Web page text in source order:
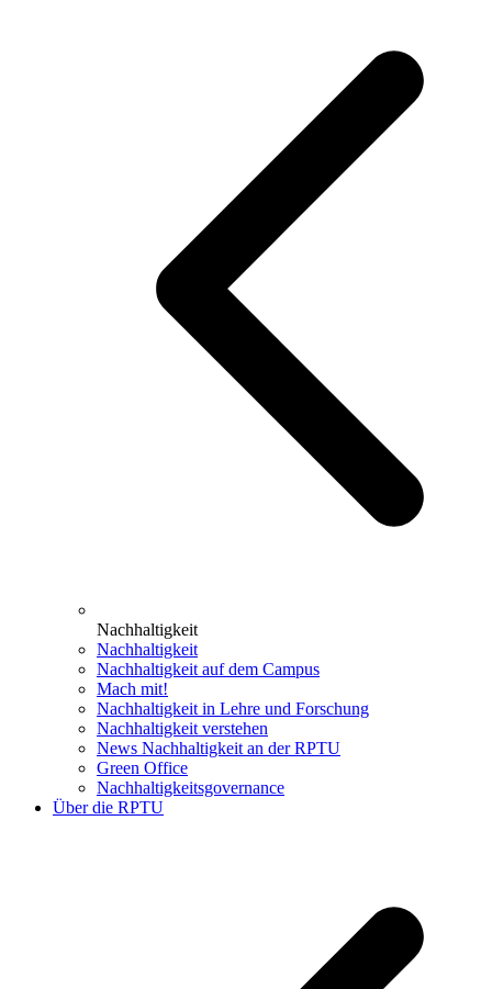
Nachhaltigkeit
Nachhaltigkeit
Nachhaltigkeit auf dem Campus
Mach mit!
Nachhaltigkeit in Lehre und Forschung
Nachhaltigkeit verstehen
News Nachhaltigkeit an der RPTU
Green Office
Nachhaltigkeitsgovernance
Über die RPTU